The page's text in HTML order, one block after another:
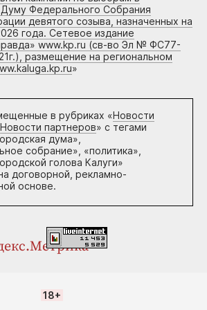
Федерального Собрания
девятого созыва, назначенных на
года. Сетевое издание
www.kp.ru (св-во Эл № ФС77-
размещение на региональном
»
в рубриках «Новости
Новости партнеров» с тегами
дума»,
собрание», «политика»,
голова Калуги»
договорной, рекламно-
основе.
18+